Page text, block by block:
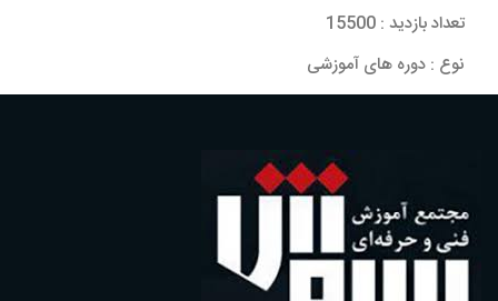
تعداد بازدید : 15500
نوع : دوره های آموزشی